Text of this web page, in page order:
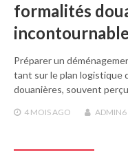
formalités
Préparer un
tant sur le plan logistique
douanières, souvent
4 MOISAGO ADMIN6